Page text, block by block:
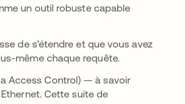
un outil robuste capable
de s’étendre et que vous avez
même chaque requête.
Access Control) — à savoir
ongletCette suite de